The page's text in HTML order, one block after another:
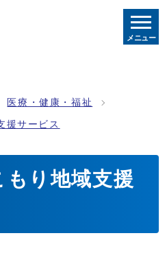
メニュー
医療・健康・福祉
援サービス
り地域支援